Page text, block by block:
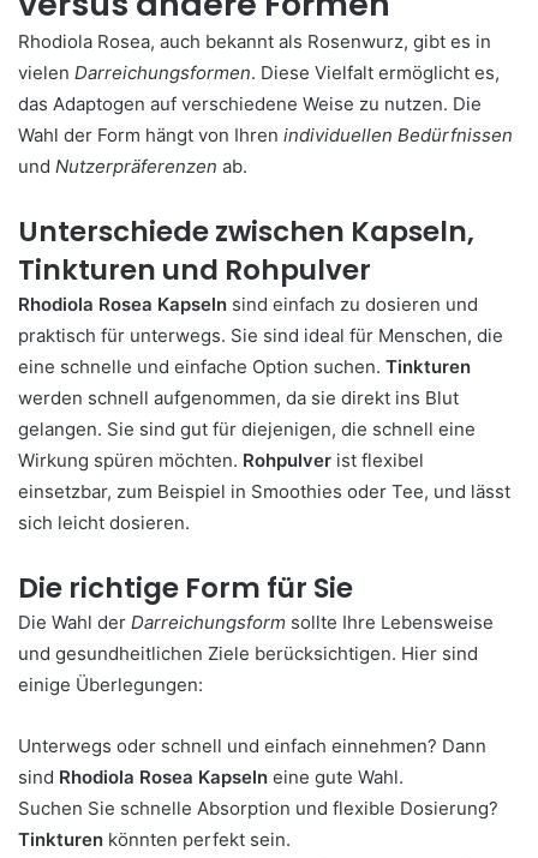
Rhodiola Rosea, auch bekannt als Rosenwurz, gibt es in
vielen Darreichungsformen. Diese Vielfalt ermöglicht es,
das Adaptogen auf verschiedene Weise zu nutzen. Die
Wahl der Form hängt von Ihren individuellen Bedürfnissen
und Nutzerpräferenzen ab.
Unterschiede zwischen Kapseln,
Tinkturen und Rohpulver
Rhodiola Rosea Kapseln sind einfach zu dosieren und
praktisch für unterwegs. Sie sind ideal für Menschen, die
eine schnelle und einfache Option suchen. Tinkturen
werden schnell aufgenommen, da sie direkt ins Blut
gelangen. Sie sind gut für diejenigen, die schnell eine
Wirkung spüren möchten. Rohpulver ist flexibel
einsetzbar, zum Beispiel in Smoothies oder Tee, und lässt
sich leicht dosieren.
Die richtige Form für Sie
Die Wahl der Darreichungsform sollte Ihre Lebensweise
und gesundheitlichen Ziele berücksichtigen. Hier sind
einige Überlegungen:
Unterwegs oder schnell und einfach einnehmen? Dann
sind Rhodiola Rosea Kapseln eine gute Wahl.
Suchen Sie schnelle Absorption und flexible Dosierung?
Tinkturen könnten perfekt sein.